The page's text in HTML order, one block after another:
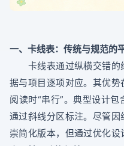
一、卡线表：传统与规范的
卡线表通过纵横交错的
据与项目逐项对应。其优
阅读时“串行”。典型设计
通过斜线分区标注。尽管
崇简化版本，但通过优化